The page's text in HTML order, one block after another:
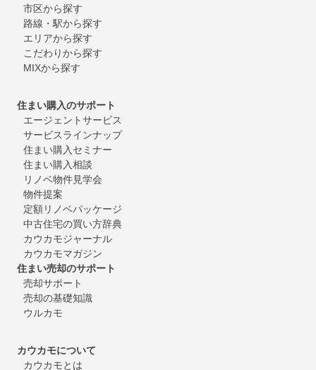
市区から探す
路線・駅から探す
エリアから探す
こだわりから探す
MIXから探す
住まい購入のサポート
エージェントサービス
サービスラインナップ
住まい購入セミナー
住まい購入相談
リノベ物件見学会
物件提案
定額リノベパッケージ
中古住宅の買い方辞典
カウカモジャーナル
カウカモマガジン
住まい売却のサポート
売却サポート
売却の基礎知識
ウルカモ
カウカモについて
カウカモとは